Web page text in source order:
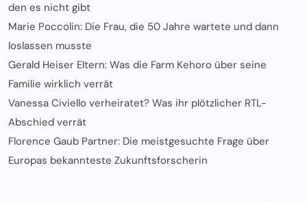
den es nicht gibt
Marie Poccolin: Die Frau, die 50 Jahre wartete und dann
loslassen musste
Gerald Heiser Eltern: Was die Farm Kehoro über seine
Familie wirklich verrät
Vanessa Civiello verheiratet? Was ihr plötzlicher RTL-
Abschied verrät
Florence Gaub Partner: Die meistgesuchte Frage über
Europas bekannteste Zukunftsforscherin